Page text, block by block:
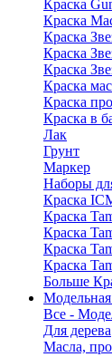
Краска
Краска
Краска
Краска
Краска
Краска
Краска
Краска в
Лак
Грунт
Маркер
Наборы
Краска
Краска
Краска
Краска
Краска
Больше
Все -
Для дерева
Масла,